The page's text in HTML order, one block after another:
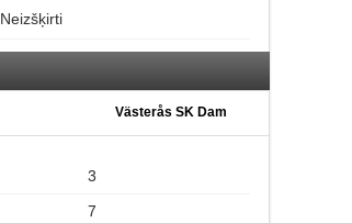
Neizšķirti
Västerås SK Dam
3
7